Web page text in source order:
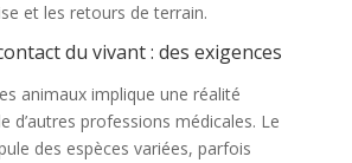
et les retours de terrain.
du vivant : des exigences
animaux implique une réalité
d’autres professions médicales. Le
des espèces variées, parfois